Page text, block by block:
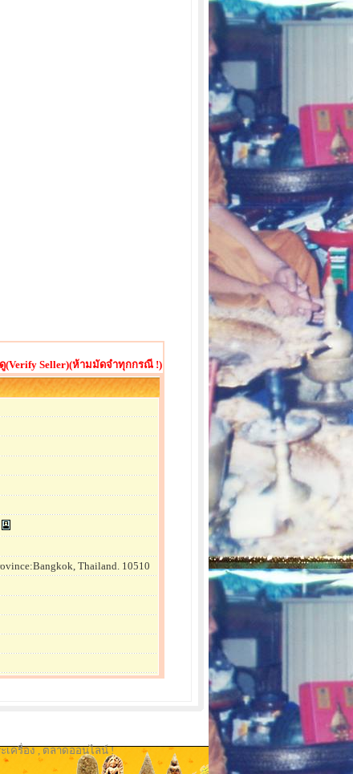
(Verify Seller)(ห้ามมัดจำทุกกรณี !)
Thailand. 10510
เครื่อง , ตลาดออนไลน์ !